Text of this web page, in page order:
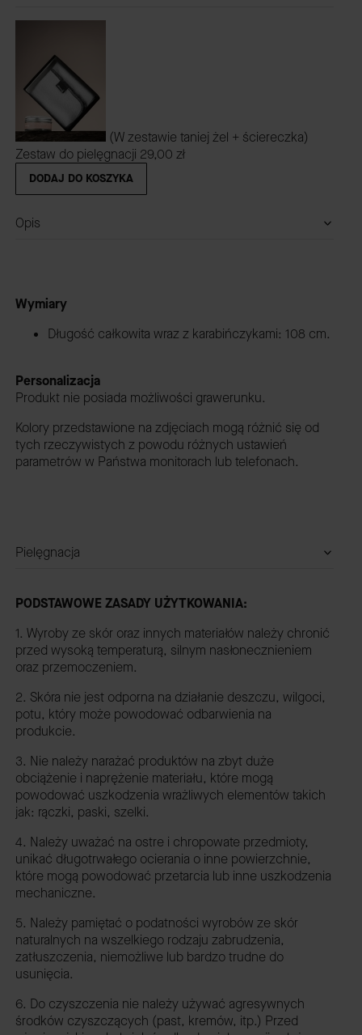
(W zestawie taniej żel + ściereczka)
Zestaw do pielęgnacji 29,00 zł
DODAJ DO KOSZYKA
Opis
Wymiary
Długość całkowita wraz z karabińczykami: 108 cm.
Personalizacja
Produkt nie posiada możliwości grawerunku.
Kolory przedstawione na zdjęciach mogą różnić się od
tych rzeczywistych z powodu różnych ustawień
parametrów w Państwa monitorach lub telefonach.
Pielęgnacja
PODSTAWOWE ZASADY UŻYTKOWANIA:
1. Wyroby ze skór oraz innych materiałów należy chronić
przed wysoką temperaturą, silnym nasłonecznieniem
oraz przemoczeniem.
2. Skóra nie jest odporna na działanie deszczu, wilgoci,
potu, który może powodować odbarwienia na
produkcie.
3. Nie należy narażać produktów na zbyt duże
obciążenie i naprężenie materiału, które mogą
powodować uszkodzenia wrażliwych elementów takich
jak: rączki, paski, szelki.
4. Należy uważać na ostre i chropowate przedmioty,
unikać długotrwałego ocierania o inne powierzchnie,
które mogą powodować przetarcia lub inne uszkodzenia
mechaniczne.
5. Należy pamiętać o podatności wyrobów ze skór
naturalnych na wszelkiego rodzaju zabrudzenia,
zatłuszczenia, niemożliwe lub bardzo trudne do
usunięcia.
6. Do czyszczenia nie należy używać agresywnych
środków czyszczących (past, kremów, itp.) Przed